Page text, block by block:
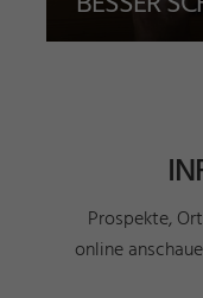
Prospekte,
online